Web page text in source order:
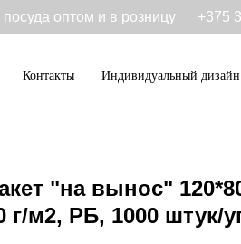
посуда оптом и в розницу +375
Контакты Индивидуальный дизайн
"на вынос"
г/м2, РБ, 1000 штук/